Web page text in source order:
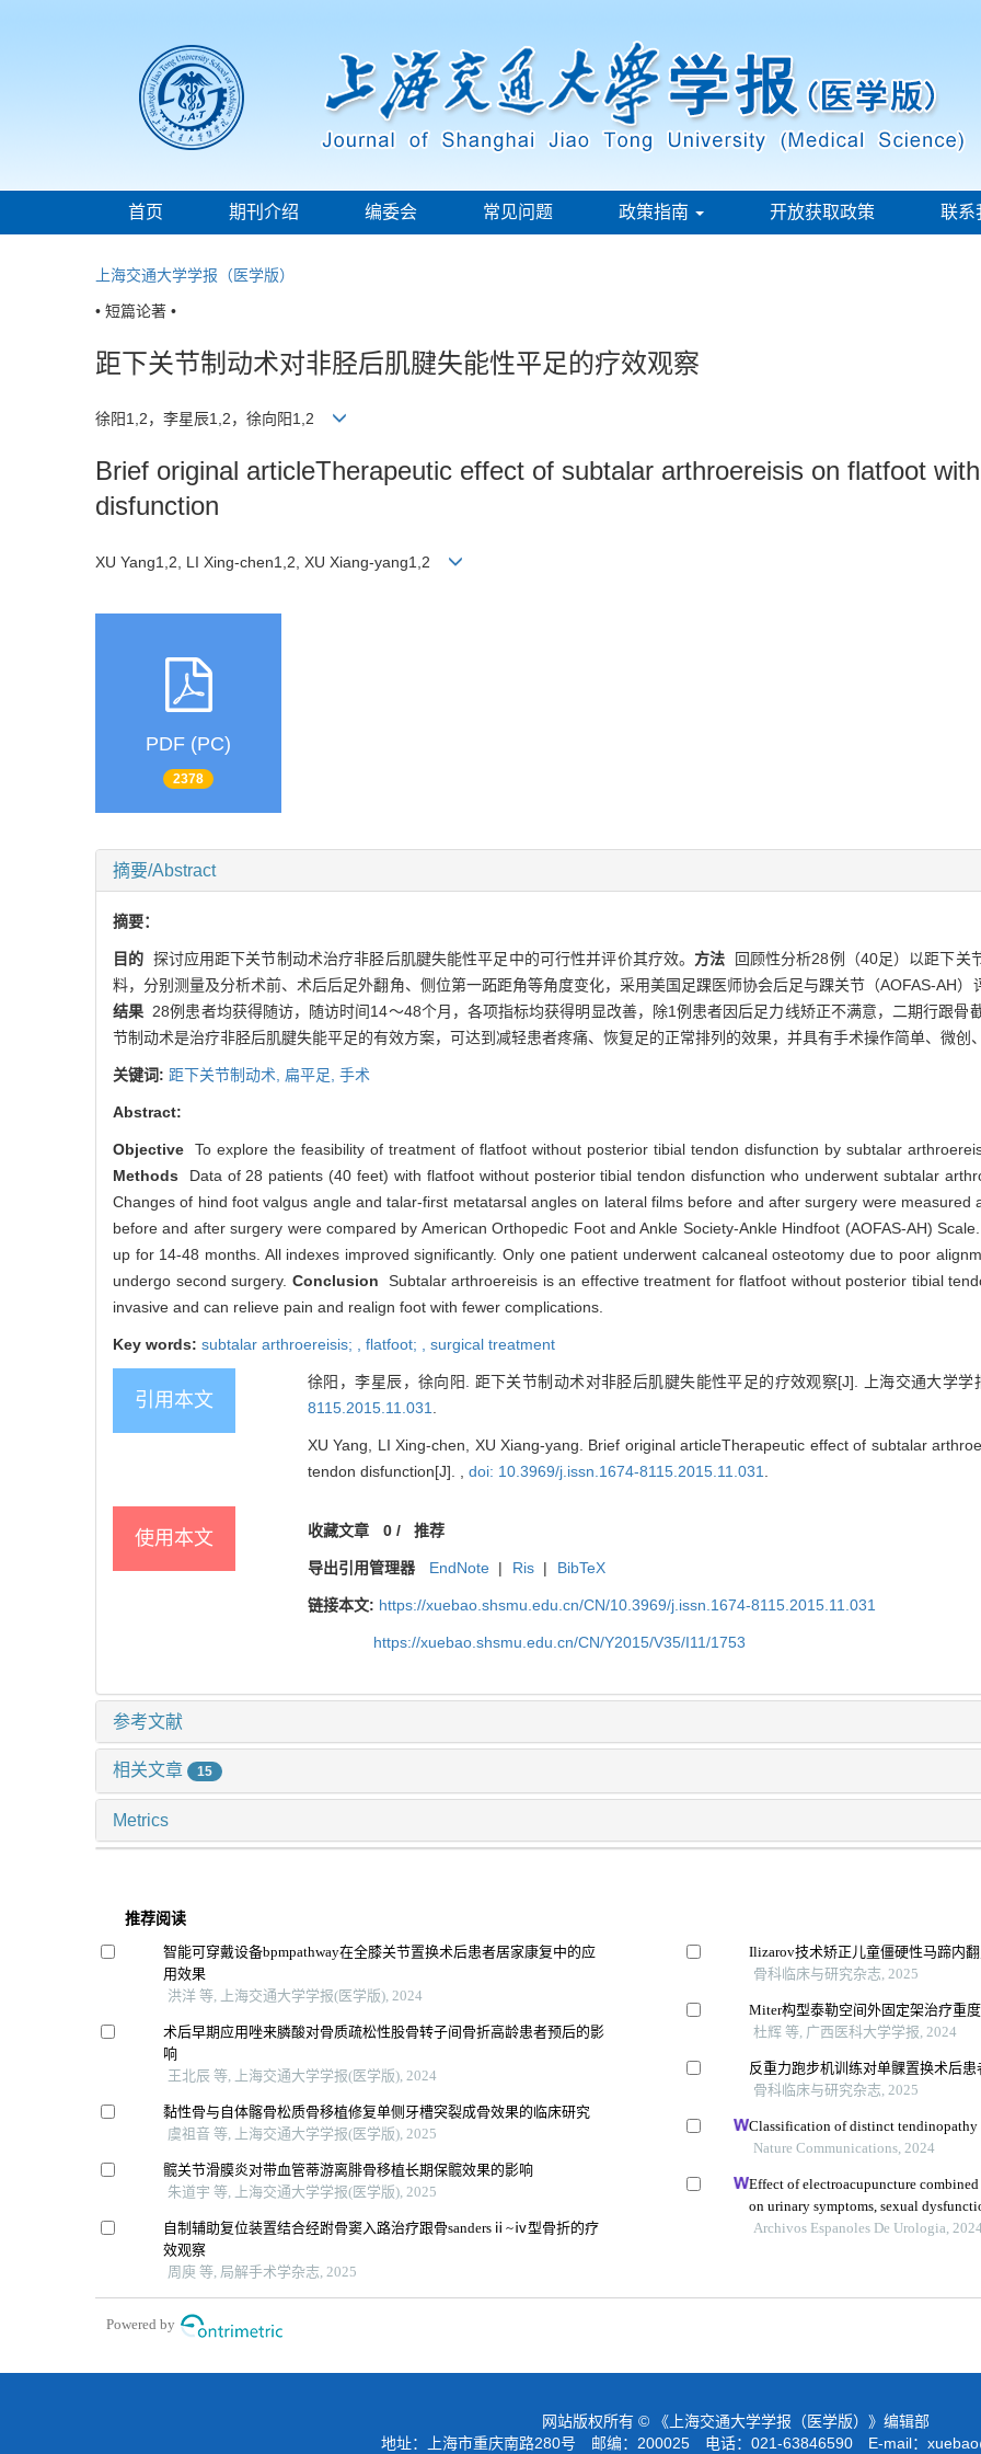
首页 期刊介绍 编委会 常见问题 政策指南 开放获取政策 联系
上海交通大学学报（医学版）
• 短篇论著 •
距下关节制动术对非胫后肌腱失能性平足的疗效观察
徐阳1,2，李星辰1,2，徐向阳1,2
Brief original articleTherapeutic effect of subtalar arthroereisis on flatfoot
disfunction
XU Yang1,2, LI Xing-chen1,2, XU Xiang-yang1,2
PDF (PC)
2378
摘要/Abstract
摘要：
目的 探讨应用距下关节制动术治疗非胫后肌腱失能性平足中的可行性并评价其疗效。 方法 回顾性分析28例（40足）以距下关
料，分别测量及分析术前、术后后足外翻角、侧位第一跖距角等角度变化，采用美国足踝医师协会后足与踝关节（AOFAS-AH
结果 28例患者均获得随访，随访时间14～48个月，各项指标均获得明显改善，除1例患者因后足力线矫正不满意，二期行跟骨
节制动术是治疗非胫后肌腱失能平足的有效方案，可达到减轻患者疼痛、恢复足的正常排列的效果，并具有手术操作简单、微创
关键词: 距下关节制动术, 扁平足, 手术
Abstract:
Objective To explore the feasibility of treatment of flatfoot without posterior tibial tendon disfunction by subtalar
Methods Data of 28 patients (40 feet) with flatfoot without posterior tibial tendon disfunction who underwent subtalar
Changes of hind foot valgus angle and talar-first metatarsal angles on lateral films before and after surgery were measured
before and after surgery were compared by American Orthopedic Foot and Ankle Society-Ankle Hindfoot (AOFAS-AH)
up for 14-48 months. All indexes improved significantly. Only one patient underwent calcaneal osteotomy due to poor
undergo second surgery. Conclusion Subtalar arthroereisis is an effective treatment for flatfoot without posterior tibial
invasive and can relieve pain and realign foot with fewer complications.
Key words: subtalar arthroereisis; , flatfoot; , surgical treatment
引用本文
徐阳，李星辰，徐向阳. 距下关节制动术对非胫后肌腱失能性平足的疗效观察[J]. 上海交通大学
8115.2015.11.031.
XU Yang, LI Xing-chen, XU Xiang-yang. Brief original articleTherapeutic effect of subtalar
tendon disfunction[J]. , doi: 10.3969/j.issn.1674-8115.2015.11.031.
使用本文 收藏文章 0/ 推荐
导出引用管理器 EndNote | Ris | BibTeX
链接本文: https://xuebao.shsmu.edu.cn/CN/10.3969/j.issn.1674-8115.2015.11.031
https://xuebao.shsmu.edu.cn/CN/Y2015/V35/I11/1753
参考文献
相关文章 15
Metrics
推荐阅读
智能可穿戴设备bpmpathway在全膝关节置换术后患者居家康复中的应
用效果
洪洋 等, 上海交通大学学报(医学版), 2024
术后早期应用唑来膦酸对骨质疏松性股骨转子间骨折高龄患者预后的影
响
王北辰 等, 上海交通大学学报(医学版), 2024
黏性骨与自体髂骨松质骨移植修复单侧牙槽突裂成骨效果的临床研究
虞祖音 等, 上海交通大学学报(医学版), 2025
髋关节滑膜炎对带血管蒂游离腓骨移植长期保髋效果的影响
朱道宇 等, 上海交通大学学报(医学版), 2025
自制辅助复位装置结合经跗骨窦入路治疗跟骨sandersⅱ~ⅳ型骨折的疗
效观察
周庾 等, 局解手术学杂志, 2025
Ilizarov技术矫正儿童僵硬性马蹄内
骨科临床与研究杂志, 2025
Miter构型泰勒空间外固定架治疗重
杜辉 等, 广西医科大学学报, 2024
反重力跑步机训练对单髁置换术后
骨科临床与研究杂志, 2025
Classification of distinct tendinopathy
Nature Communications, 2024
Effect of electroacupuncture
on urinary symptoms, sexual
in female patients with overactive
Archivos Espanoles De Urologia,
Powered by
网站版权所有 © 《上海交通大学学报（医学版）》编辑部
地址：上海市重庆南路280号 邮编：200025 电话：021-63846590 E-mail：